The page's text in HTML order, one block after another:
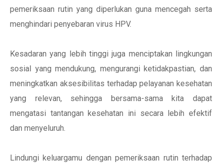
pemeriksaan rutin yang diperlukan guna mencegah serta
menghindari penyebaran virus HPV.
Kesadaran yang lebih tinggi juga menciptakan lingkungan
sosial yang mendukung, mengurangi ketidakpastian, dan
meningkatkan aksesibilitas terhadap pelayanan kesehatan
yang relevan, sehingga bersama-sama kita dapat
mengatasi tantangan kesehatan ini secara lebih efektif
dan menyeluruh.
Lindungi keluargamu dengan pemeriksaan rutin terhadap